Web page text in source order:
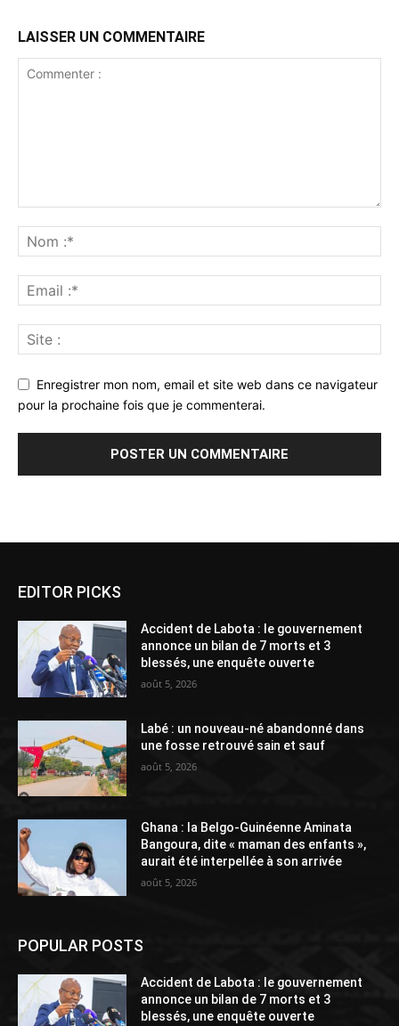
LAISSER UN COMMENTAIRE
Enregistrer mon nom, email et site web dans ce navigateur
pour la prochaine fois que je commenterai.
EDITOR PICKS
Accident de Labota : le gouvernement
annonce un bilan de 7 morts et 3
blessés, une enquête ouverte
août 5, 2026
Labé : un nouveau-né abandonné dans
une fosse retrouvé sain et sauf
août 5, 2026
Ghana : la Belgo-Guinéenne Aminata
Bangoura, dite « maman des enfants »,
aurait été interpellée à son arrivée
août 5, 2026
POPULAR POSTS
Accident de Labota : le gouvernement
annonce un bilan de 7 morts et 3
blessés, une enquête ouverte